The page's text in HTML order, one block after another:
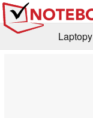
Laptopy